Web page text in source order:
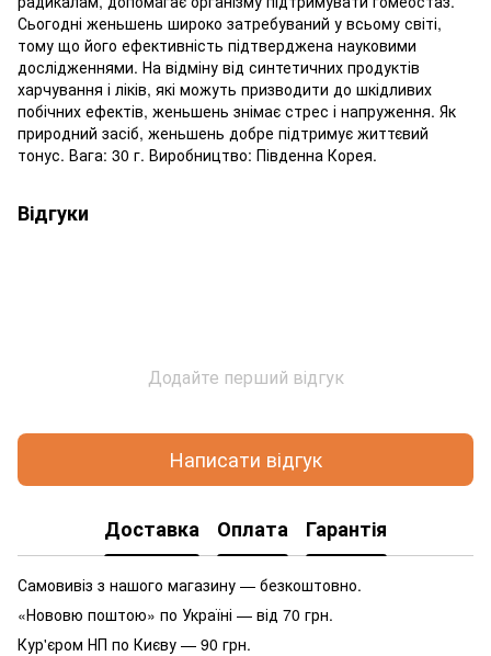
Сьогодні женьшень широко затребуваний у всьому світі,
тому що його ефективність підтверджена науковими
дослідженнями. На відміну від синтетичних продуктів
харчування і ліків, які можуть призводити до шкідливих
побічних ефектів, женьшень знімає стрес і напруження. Як
природний засіб, женьшень добре підтримує життєвий
тонус. Вага: 30 г. Виробництво: Південна Корея.
Відгуки
Додайте перший відгук
Написати відгук
Доставка Оплата Гарантія
Самовивіз з нашого магазину — безкоштовно.
«Нововю поштою» по Україні — від 70 грн.
Кур'єром НП по Києву — 90 грн.